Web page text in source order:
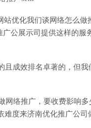
站优化我们谈网络怎么做
公展示司提供这样的服
成效排名卓著的，但
网络推广，要收费影响
度来济南优化推广公司